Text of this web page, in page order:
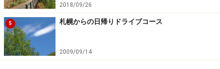
2018/09/26
5 札幌からの日帰りドライブコース
2009/09/14